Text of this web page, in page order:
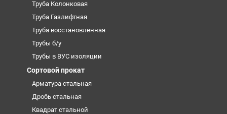
Труба Колонковая
Труба Газлифтная
Труба восстановленная
Трубы б/у
Трубы в ВУС изоляции
Сортовой прокат
Арматура стальная
Дробь стальная
Квадрат стальной